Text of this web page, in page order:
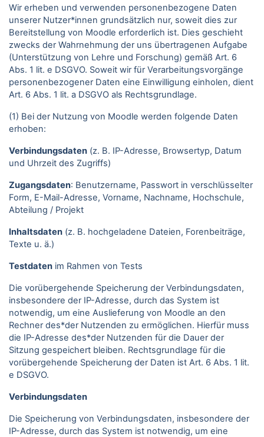
Wir erheben und verwenden personenbezogene Daten
unserer Nutzer*innen grundsätzlich nur, soweit dies zur
Bereitstellung von Moodle erforderlich ist. Dies geschieht
zwecks der Wahrnehmung der uns übertragenen Aufgabe
(Unterstützung von Lehre und Forschung) gemäß Art. 6
Abs. 1 lit. e DSGVO. Soweit wir für Verarbeitungsvorgänge
personenbezogener Daten eine Einwilligung einholen, dient
Art. 6 Abs. 1 lit. a DSGVO als Rechtsgrundlage.
(1) Bei der Nutzung von Moodle werden folgende Daten
erhoben:
Verbindungsdaten (z. B. IP-Adresse, Browsertyp, Datum
und Uhrzeit des Zugriffs)
Zugangsdaten: Benutzername, Passwort in verschlüsselter
Form, E-Mail-Adresse, Vorname, Nachname, Hochschule,
Abteilung / Projekt
Inhaltsdaten (z. B. hochgeladene Dateien, Forenbeiträge,
Texte u. ä.)
Testdaten im Rahmen von Tests
Die vorübergehende Speicherung der Verbindungsdaten,
insbesondere der IP-Adresse, durch das System ist
notwendig, um eine Auslieferung von Moodle an den
Rechner des*der Nutzenden zu ermöglichen. Hierfür muss
die IP-Adresse des*der Nutzenden für die Dauer der
Sitzung gespeichert bleiben. Rechtsgrundlage für die
vorübergehende Speicherung der Daten ist Art. 6 Abs. 1 lit.
e DSGVO.
Verbindungsdaten
Die Speicherung von Verbindungsdaten, insbesondere der
IP-Adresse, durch das System ist notwendig, um eine